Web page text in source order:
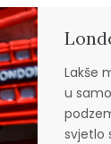
Lakše
u
svjetlo